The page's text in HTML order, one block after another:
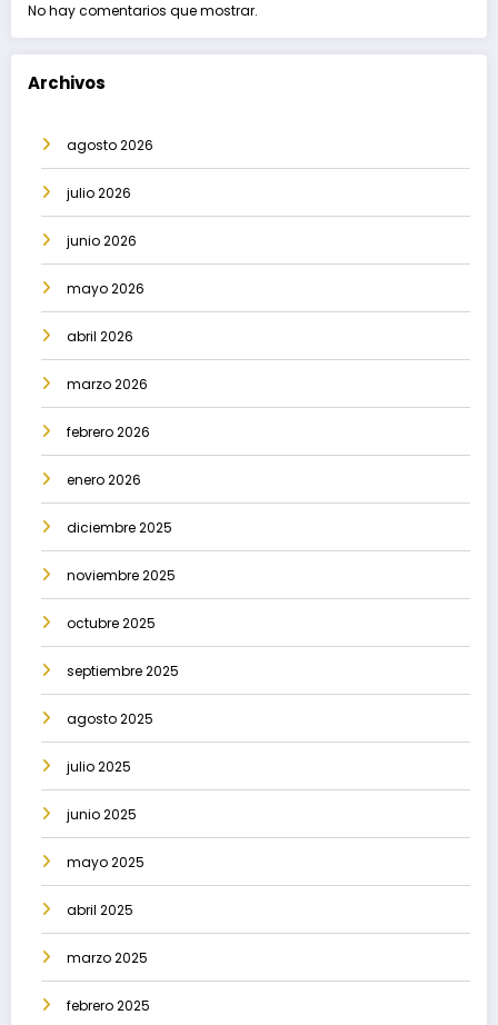
No hay comentarios que mostrar.
Archivos
agosto 2026
julio 2026
junio 2026
mayo 2026
abril 2026
marzo 2026
febrero 2026
enero 2026
diciembre 2025
noviembre 2025
octubre 2025
septiembre 2025
agosto 2025
julio 2025
junio 2025
mayo 2025
abril 2025
marzo 2025
febrero 2025